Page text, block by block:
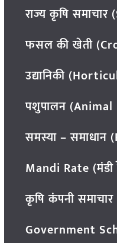
राज्य कृषि
फसल की खेती
उद्यानिकी
पशुपालन
समस्या –
Mandi Rate (मंडी
कृषि कंपनी
Government